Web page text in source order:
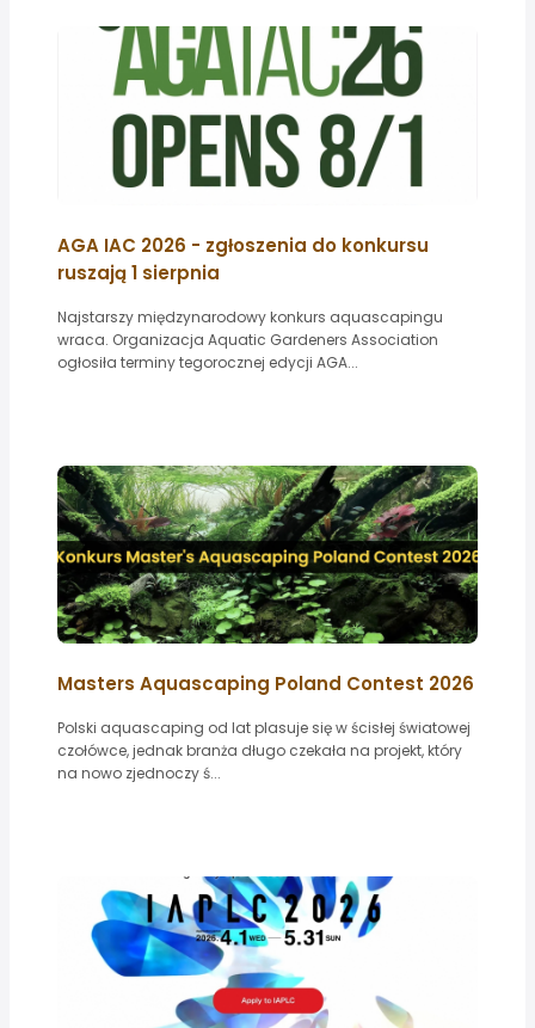
AGA IAC 2026 - zgłoszenia do konkursu
ruszają 1 sierpnia
Najstarszy międzynarodowy konkurs aquascapingu
wraca. Organizacja Aquatic Gardeners Association
ogłosiła terminy tegorocznej edycji AGA...
Masters Aquascaping Poland Contest 2026
Polski aquascaping od lat plasuje się w ścisłej światowej
czołówce, jednak branża długo czekała na projekt, który
na nowo zjednoczy ś...